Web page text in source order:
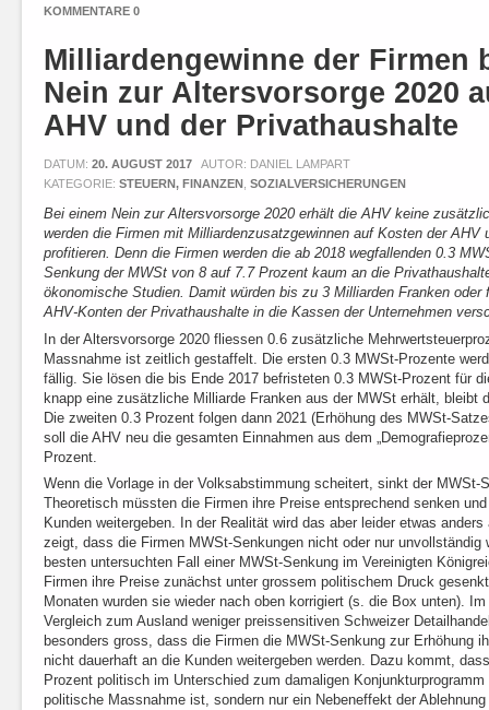
KOMMENTARE 0
Milliardengewinne der Firmen
Nein zur Altersvorsorge 2020
AHV und der Privathaushalte
DATUM: 20. AUGUST 2017
AUTOR: DANIEL LAMPART
KATEGORIE: STEUERN, FINANZEN SOZIALVERSICHERUNGEN
Bei einem Nein zur Altersvorsorge 2020 erhält die AHV keine
werden die Firmen mit Milliardenzusatzgewinnen auf Kosten der AHV
profitieren. Denn die Firmen werden die ab 2018 wegfallenden 0.3
Senkung der MWSt von 8 auf 7.7 Prozent kaum an die
ökonomische Studien. Damit würden bis zu 3 Milliarden Franken
AHV-Konten der Privathaushalte in die Kassen der Unternehmen
In der Altersvorsorge 2020 fliessen 0.6 zusätzliche
Massnahme ist zeitlich gestaffelt. Die ersten 0.3 MWSt-Prozente
fällig. Sie lösen die bis Ende 2017 befristeten 0.3 MWSt-Prozent für
knapp eine zusätzliche Milliarde Franken aus der MWSt erhält, bleibt
Die zweiten 0.3 Prozent folgen dann 2021 (Erhöhung des MWSt-
soll die AHV neu die gesamten Einnahmen aus dem
Prozent.
Wenn die Vorlage in der Volksabstimmung scheitert, sinkt der
Theoretisch müssten die Firmen ihre Preise entsprechend senken
Kunden weitergeben. In der Realität wird das aber leider etwas
zeigt, dass die Firmen MWSt-Senkungen nicht oder nur unvollständig
besten untersuchten Fall einer MWSt-Senkung im Vereinigten
Firmen ihre Preise zunächst unter grossem politischem Druck
Monaten wurden sie wieder nach oben korrigiert (s. die Box unten).
Vergleich zum Ausland weniger preissensitiven Schweizer
besonders gross, dass die Firmen die MWSt-Senkung zur Erhöhung
nicht dauerhaft an die Kunden weitergeben werden. Dazu kommt,
Prozent politisch im Unterschied zum damaligen
politische Massnahme ist, sondern nur ein Nebeneffekt der